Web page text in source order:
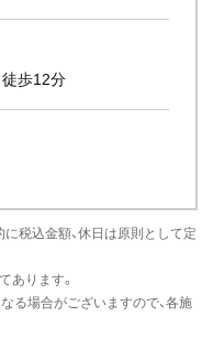
歩12分
税込金額、休日は原則として定
あります。
る場合がございますので、各施